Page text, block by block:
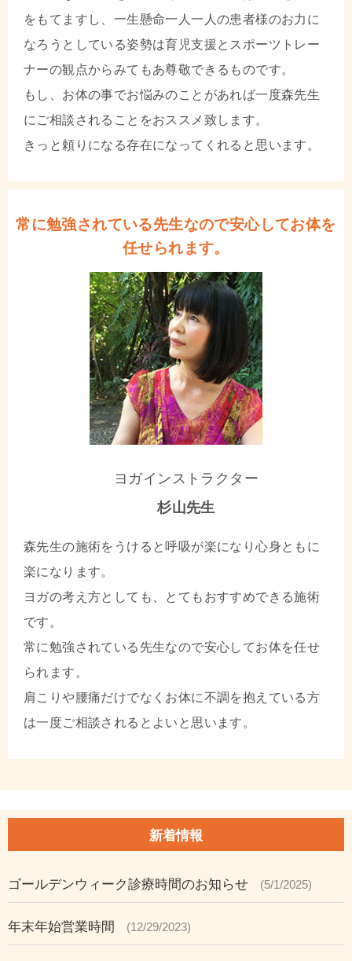
をもてますし、一生懸命一人一人の患者様のお力に
なろうとしている姿勢は育児支援とスポーツトレー
ナーの観点からみてもあ尊敬できるものです。
もし、お体の事でお悩みのことがあれば一度森先生
にご相談されることをおススメ致します。
きっと頼りになる存在になってくれると思います。
常に勉強されている先生なので安心してお体を
任せられます。
ヨガインストラクター
杉山先生
森先生の施術をうけると呼吸が楽になり心身ともに
楽になります。
ヨガの考え方としても、とてもおすすめできる施術
です。
常に勉強されている先生なので安心してお体を任せ
られます。
肩こりや腰痛だけでなくお体に不調を抱えている方
は一度ご相談されるとよいと思います。
新着情報
ゴールデンウィーク診療時間のお知らせ (5/1/2025)
年末年始営業時間 (12/29/2023)